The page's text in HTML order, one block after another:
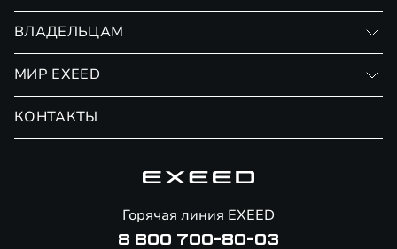
Страхование
ВЛАДЕЛЬЦАМ
Сервис
Помощь на дорогах
МИР EXEED
КОНТАКТЫ
Горячая линия EXEED
8 800 700-80-03